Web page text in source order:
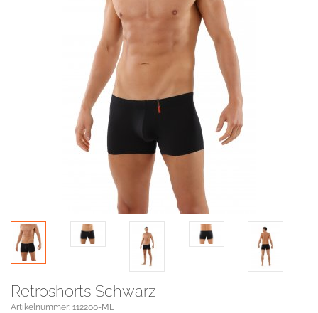
Retroshorts Schwarz
Artikelnummer: 112200-ME